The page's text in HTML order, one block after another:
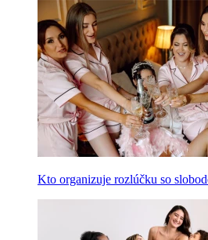
Kto organizuje rozlúčku so